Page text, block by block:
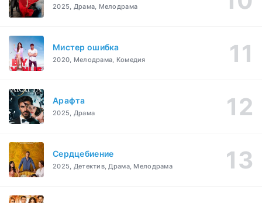
2025, Драма, Мелодрама
Мистер ошибка
2020, Мелодрама, Комедия
Арафта
2025, Драма
Сердцебиение
2025, Детектив, Драма, Мелодрама